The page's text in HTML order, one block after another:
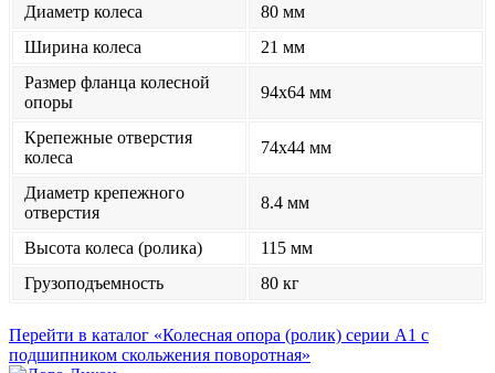
Диаметр колеса
80 мм
Ширина колеса
21 мм
Размер фланца колесной
опоры
94x64 мм
Крепежные отверстия
колеса
74x44 мм
Диаметр крепежного
отверстия
8.4 мм
Высота колеса (ролика)
115 мм
Грузоподъемность
80 кг
Перейти в каталог «Колесная опора (ролик) серии А1 с
подшипником скольжения поворотная»